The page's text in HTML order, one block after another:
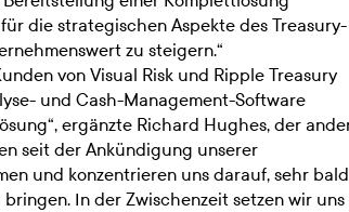
die strategischen Aspekte des Treasury-
zu steigern.“
von Visual Risk und Ripple Treasury
und Cash-Management-Software
ergänzte Richard Hughes, der
seit der Ankündigung unserer
und konzentrieren uns darauf, sehr bald
In der Zwischenzeit setzen wir uns